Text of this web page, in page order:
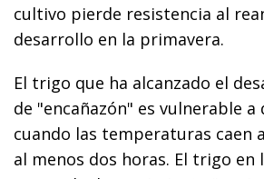
cultivo pierde resistencia al
desarrollo en la primavera.
El trigo que ha alcanzado el
de "encañazón" es vulnerable
cuando las temperaturas caen
al menos dos horas. El trigo en